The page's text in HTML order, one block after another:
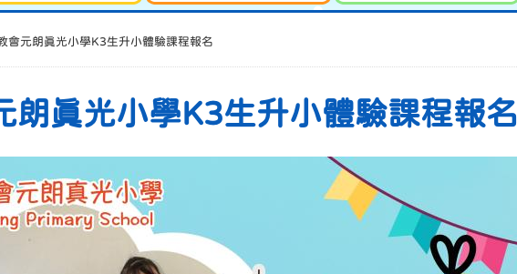
會元朗真光小學K3生升小體驗課程報名
朗真光小學K3生升小體驗課程報名